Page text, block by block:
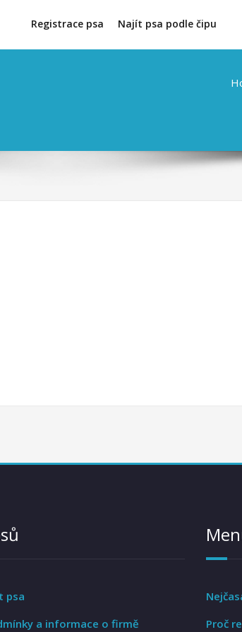
Registrace psa Najít psa podle čipu
psa
a informace o firmě
Proč